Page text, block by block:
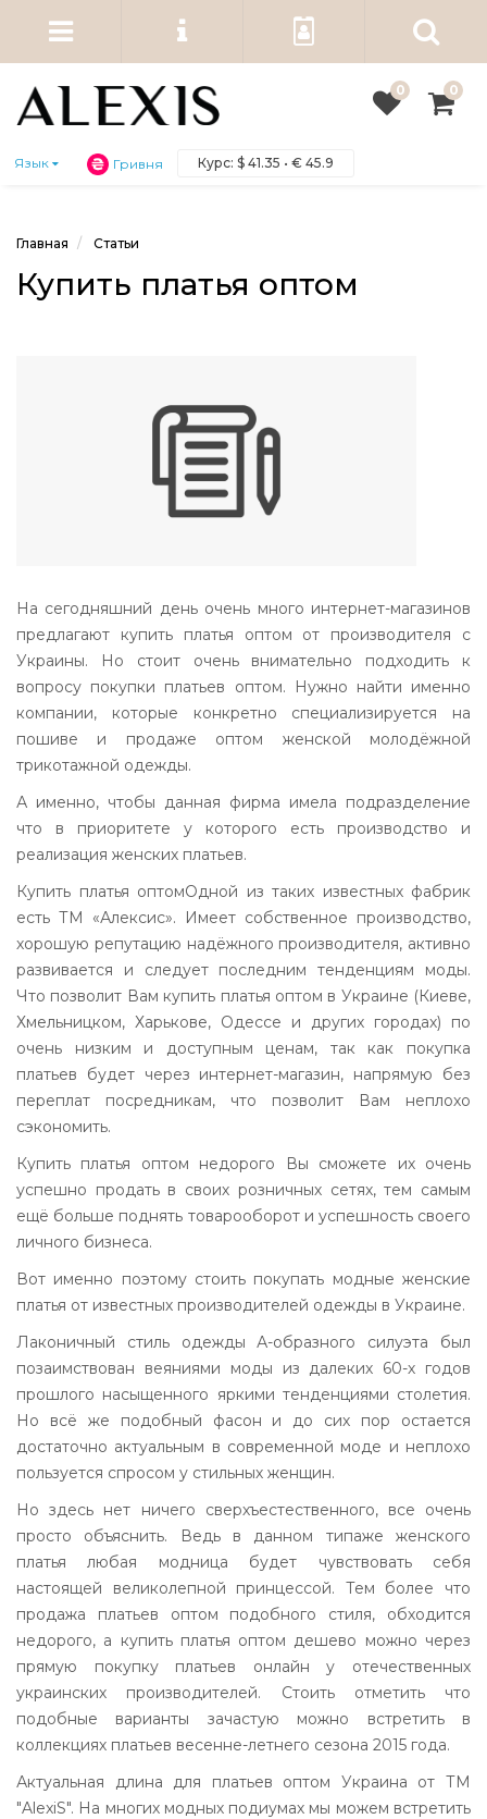
0 0
Язык Курс: $ 41.35 • € 45.9
Гривня
Главная Статьи
Купить платья оптом
На сегодняшний день очень много интернет-магазинов
предлагают купить платья оптом от производителя с
Украины. Но стоит очень внимательно подходить к
вопросу покупки платьев оптом. Нужно найти именно
компании, которые конкретно специализируется на
пошиве и продаже оптом женской молодёжной
трикотажной одежды.
А именно, чтобы данная фирма имела подразделение
что в приоритете у которого есть производство и
реализация женских платьев.
Купить платья оптомОдной из таких известных фабрик
есть ТМ «Алексис». Имеет собственное производство,
хорошую репутацию надёжного производителя, активно
развивается и следует последним тенденциям моды.
Что позволит Вам купить платья оптом в Украине (Киеве,
Хмельницком, Харькове, Одессе и других городах) по
очень низким и доступным ценам, так как покупка
платьев будет через интернет-магазин, напрямую без
переплат посредникам, что позволит Вам неплохо
сэкономить.
Купить платья оптом недорого Вы сможете их очень
успешно продать в своих розничных сетях, тем самым
ещё больше поднять товарооборот и успешность своего
личного бизнеса.
Вот именно поэтому стоить покупать модные женские
платья от известных производителей одежды в Украине.
Лаконичный стиль одежды А-образного силуэта был
позаимствован веяниями моды из далеких 60-х годов
прошлого насыщенного яркими тенденциями столетия.
Но всё же подобный фасон и до сих пор остается
достаточно актуальным в современной моде и неплохо
пользуется спросом у стильных женщин.
Но здесь нет ничего сверхъестественного, все очень
просто объяснить. Ведь в данном типаже женского
платья любая модница будет чувствовать себя
настоящей великолепной принцессой. Тем более что
продажа платьев оптом подобного стиля, обходится
недорого, а купить платья оптом дешево можно через
прямую покупку платьев онлайн у отечественных
украинских производителей. Стоить отметить что
подобные варианты зачастую можно встретить в
коллекциях платьев весенне-летнего сезона 2015 года.
Актуальная длина для платьев оптом Украина от ТМ
"AlexiS". На многих модных подиумах мы можем встретить